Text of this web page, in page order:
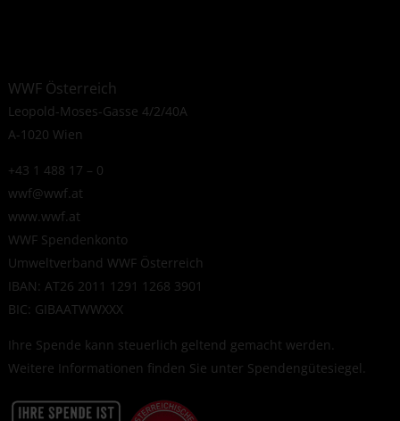
WWF Österreich
Leopold-Moses-Gasse 4/2/40A
A-1020 Wien
+43 1 488 17 – 0
wwf@wwf.at
www.wwf.at
WWF Spendenkonto
Umweltverband WWF Österreich
IBAN: AT26 2011 1291 1268 3901
BIC: GIBAATWWXXX
Ihre Spende kann steuerlich geltend gemacht werden.
Weitere Informationen finden Sie unter Spendengütesiegel